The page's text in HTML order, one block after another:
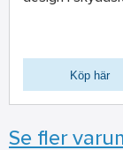
Köp här
Se fler